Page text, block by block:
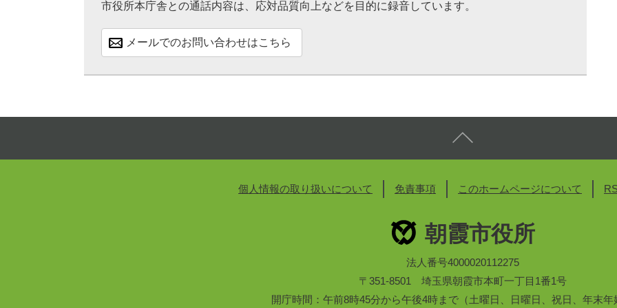
市役所本庁舎との通話内容は、応対品質向上などを目的に録音しています。
メールでのお問い合わせはこちら
個人情報の取り扱いについて 免責事項 このホームページについて
朝霞市役所
法人番号4000020112275
〒351-8501 埼玉県朝霞市本町一丁目1番1号
開庁時間：午前8時45分から午後4時まで（土曜日、日曜日、祝日、年末年